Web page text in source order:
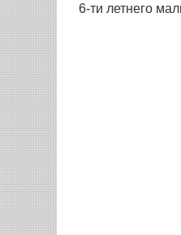
6-ти летнего